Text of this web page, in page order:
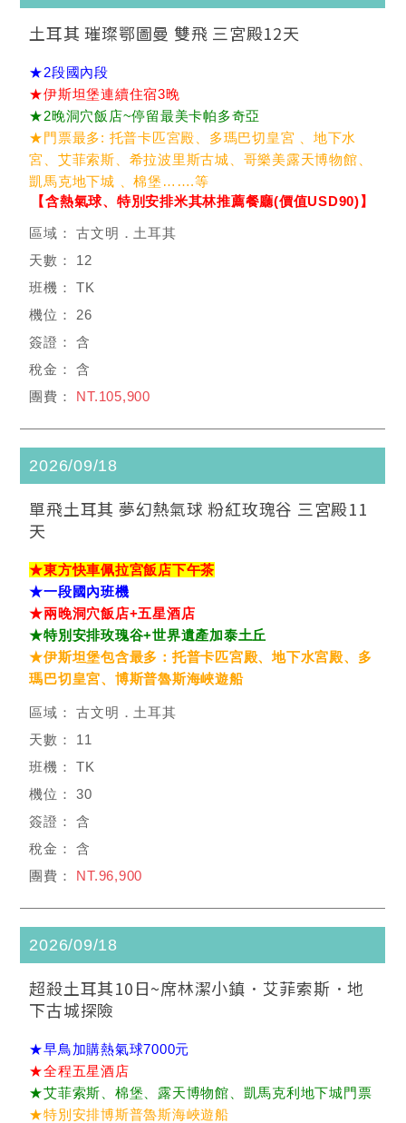
土耳其 璀璨鄂圖曼 雙飛 三宮殿12天
★2段國內段
★伊斯坦堡連續住宿3晚
★2晚洞穴飯店~停留最美卡帕多奇亞
★門票最多: 托普卡匹宮殿、多瑪巴切皇宮 、地下水
宮、艾菲索斯、希拉波里斯古城、哥樂美露天博物館、
凱馬克地下城 、棉堡…….等
【含熱氣球、特別安排米其林推薦餐廳(價值USD90)】
古文明．土耳其
12
TK
26
含
含
NT.105,900
2026/09/18
單飛土耳其 夢幻熱氣球 粉紅玫瑰谷 三宮殿11
天
★東方快車佩拉宮飯店下午茶
★一段國內班機
★兩晚洞穴飯店+五星酒店
★特別安排玫瑰谷+世界遺產加泰土丘
★伊斯坦堡包含最多：托普卡匹宮殿、地下水宮殿、多
瑪巴切皇宮、博斯普魯斯海峽遊船
古文明．土耳其
11
TK
30
含
含
NT.96,900
2026/09/18
超殺土耳其10日~席林潔小鎮．艾菲索斯．地
下古城探險
★早鳥加購熱氣球7000元
★全程五星酒店
★艾菲索斯、棉堡、露天博物館、凱馬克利地下城門票
★特別安排博斯普魯斯海峽遊船